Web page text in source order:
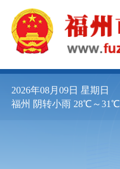
2026年08月09日 星期日
福州 阴转小雨 28℃～31℃